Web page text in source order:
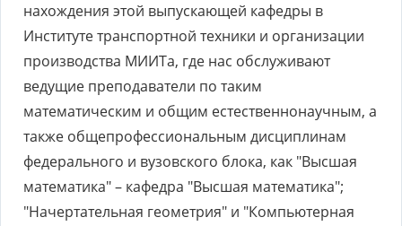
нахождения этой выпускающей кафедры в
Институте транспортной техники и организации
производства МИИТа, где нас обслуживают
ведущие преподаватели по таким
математическим и общим естественнонаучным, а
также общепрофессиональным дисциплинам
федерального и вузовского блока, как "Высшая
математика" – кафедра "Высшая математика";
"Начертательная геометрия" и "Компьютерная